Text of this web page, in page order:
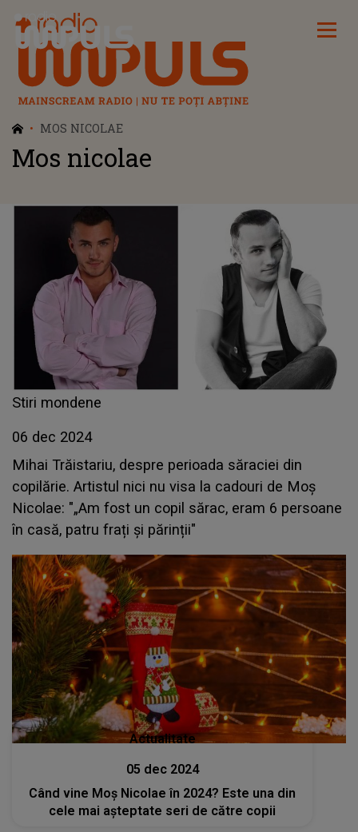
Radio Impuls
MOS NICOLAE
Mos nicolae
Stiri mondene
06 dec 2024
Mihai Trăistariu, despre perioada săraciei din
copilărie. Artistul nici nu visa la cadouri de Moș
Nicolae: "„Am fost un copil sărac, eram 6 persoane
în casă, patru frați și părinții"
Actualitate
05 dec 2024
Când vine Moș Nicolae în 2024? Este una din
cele mai așteptate seri de către copii